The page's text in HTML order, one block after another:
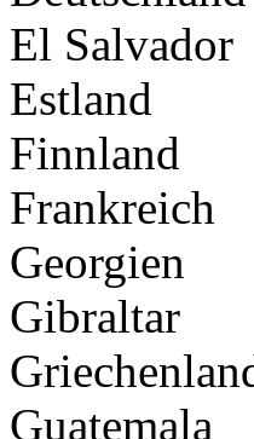
El Salvador
Estland
Finnland
Frankreich
Georgien
Gibraltar
Guatemala